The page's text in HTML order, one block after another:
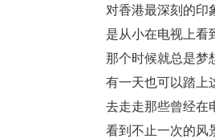
对香港最深刻的印
是从小在电视上看
那个时候就总是梦
有一天也可以踏上
去走走那些曾经在
看到不止一次的风